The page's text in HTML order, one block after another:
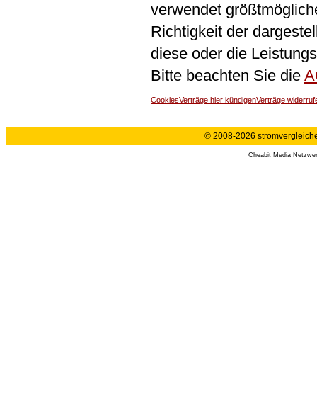
verwendet
Richtigkeit der
diese oder die
Bitte beachten Sie die
CookiesVerträge hier kündigenVerträge
© 2008-2026
Cheabit Media